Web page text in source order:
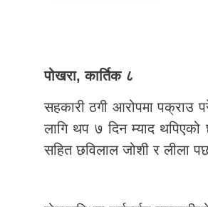
पोखरा, कार्तिक ८
सहकारी ठगी आरोपमा पक्राउ
लागि थप ७ दिन म्याद
सहित छविलाल जोशी र लीला